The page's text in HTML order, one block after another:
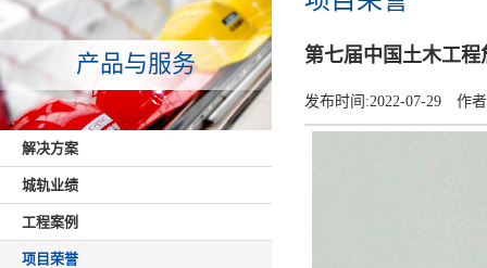
产品与服务
解决方案
城轨业绩
工程案例
项目荣誉
第七届中国土木工程
发布时间:2022-07-29 作